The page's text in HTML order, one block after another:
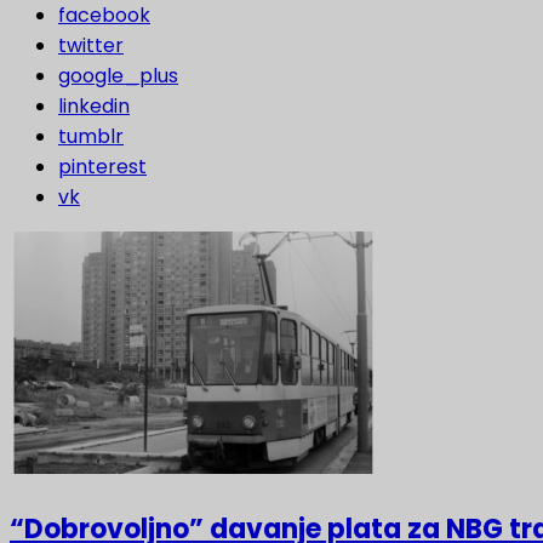
facebook
twitter
google_plus
linkedin
tumblr
pinterest
vk
“Dobrovoljno” davanje plata za NBG